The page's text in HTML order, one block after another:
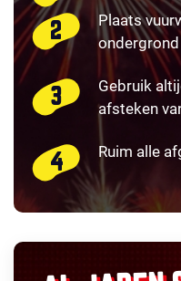
Plaats
Gebruik
afsteken
Ruim alle